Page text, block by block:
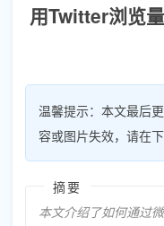
用Twitter浏览
温馨提示：本文最后
容或图片失效，请在
摘要
本文介绍了如何通过